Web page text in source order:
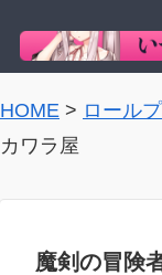
HOME > ロール
カワラ屋
魔剣の冒険